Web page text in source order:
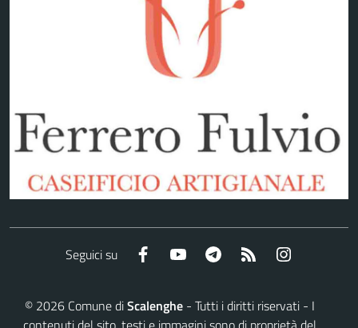
Seguici su Facebook YouTube Telegram RSS
© 2026Comune diScalenghe- Tutti i diritti riservati - I